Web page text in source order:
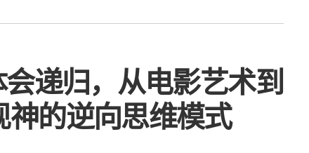
递归，从电影艺术到
的逆向思维模式